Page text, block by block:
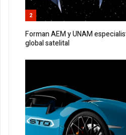
2
Forman AEM y UNAM
global satelital